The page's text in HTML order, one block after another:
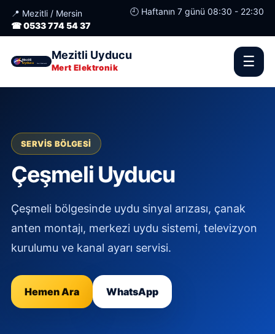
📍 Mezitli / Mersin
🕘 Haftanın 7 günü 08:30 - 22:30
☎ 0533 774 54 37
Mezitli Uyducu
Mert Elektronik ☰
SERVIS BÖLGESI
Çeşmeli Uyducu
Çeşmeli bölgesinde uydu sinyal arızası, çanak
anten montajı, merkezi uydu sistemi, televizyon
kurulumu ve kanal ayarı servisi.
Hemen Ara WhatsApp